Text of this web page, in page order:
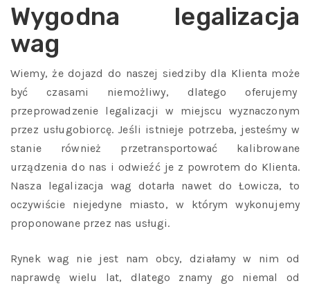
Wygodna legalizacja
wag
Wiemy, że dojazd do naszej siedziby dla Klienta może
być czasami niemożliwy, dlatego oferujemy
przeprowadzenie legalizacji w miejscu wyznaczonym
przez usługobiorcę. Jeśli istnieje potrzeba, jesteśmy w
stanie również przetransportować kalibrowane
urządzenia do nas i odwieźć je z powrotem do Klienta.
Nasza legalizacja wag dotarła nawet do Łowicza, to
oczywiście niejedyne miasto, w którym wykonujemy
proponowane przez nas usługi.
Rynek wag nie jest nam obcy, działamy w nim od
naprawdę wielu lat, dlatego znamy go niemal od